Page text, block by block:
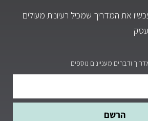
את המדריך שמכיל רעיונות מעולים
ודברים מעניינים נוספים
הרשם